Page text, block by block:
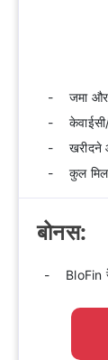
जमा
बोनस: